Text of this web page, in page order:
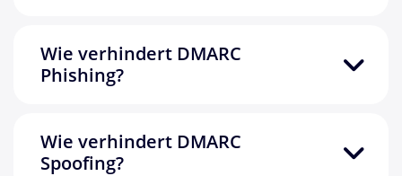
Wie verhindert DMARC
Phishing?
Wie verhindert DMARC
Spoofing?